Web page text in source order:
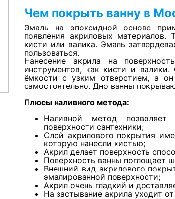
Чем покрыть ванну в
Эмаль на эпоксидной основе
появления акриловых материалов.
кисти или валика. Эмаль
пользоваться.
Нанесение акрила на
инструментов, как кисти и
ёмкости с узким отверстием, а он
самостоятельно. Дно ванны
Плюсы наливного метода:
Наливной метод
поверхности сантехники;
Слой акрилового покрытия
которую нанесли кистью;
Акрил делает поверхность
Поверхность ванны поглощает
Внешний вид акрилового
эмалированной поверхности;
Акрил очень гладкий и
На застывание акрила уходит